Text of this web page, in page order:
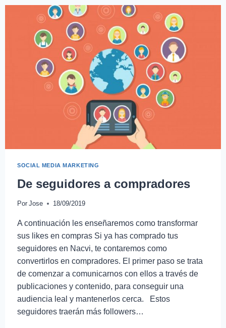
SOCIAL MEDIA MARKETING
De seguidores a compradores
Por Jose 18/09/2019
A continuación les enseñaremos como transformar
sus likes en compras Si ya has comprado tus
seguidores en Nacvi, te contaremos como
convertirlos en compradores. El primer paso se trata
de comenzar a comunicarnos con ellos a través de
publicaciones y contenido, para conseguir una
audiencia leal y mantenerlos cerca. Estos
seguidores traerán más followers…